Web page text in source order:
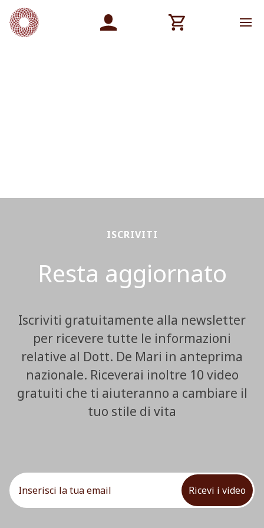
ISCRIVITI
Resta aggiornato
Iscriviti gratuitamente alla newsletter
per ricevere tutte le informazioni
relative al Dott. De Mari in anteprima
nazionale. Riceverai inoltre 10 video
gratuiti che ti aiuteranno a cambiare il
tuo stile di vita
Ricevi i video